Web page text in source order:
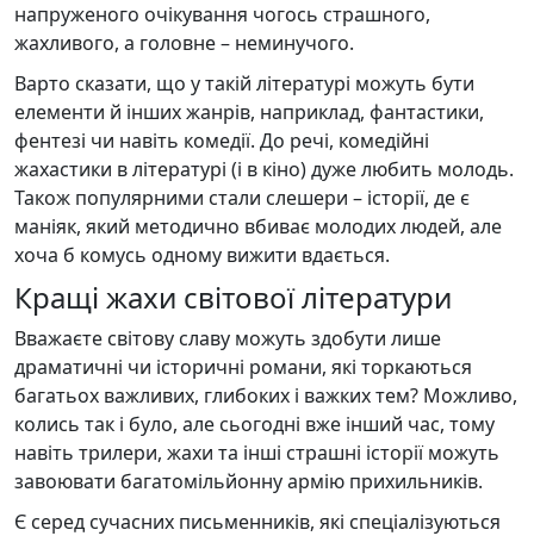
напруженого очікування чогось страшного,
жахливого, а головне – неминучого.
Варто сказати, що у такій літературі можуть бути
елементи й інших жанрів, наприклад, фантастики,
фентезі чи навіть комедії. До речі, комедійні
жахастики в літературі (і в кіно) дуже любить молодь.
Також популярними стали слешери – історії, де є
маніяк, який методично вбиває молодих людей, але
хоча б комусь одному вижити вдається.
Кращі жахи світової літератури
Вважаєте світову славу можуть здобути лише
драматичні чи історичні романи, які торкаються
багатьох важливих, глибоких і важких тем? Можливо,
колись так і було, але сьогодні вже інший час, тому
навіть трилери, жахи та інші страшні історії можуть
завоювати багатомільйонну армію прихильників.
Є серед сучасних письменників, які спеціалізуються